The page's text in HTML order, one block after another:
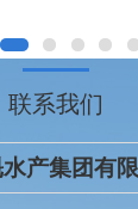
联系我们
产集团有